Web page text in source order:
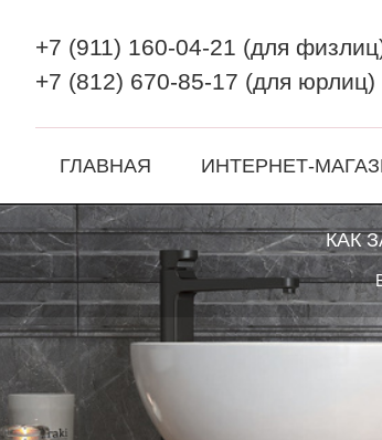
+7 (911) 160-04-21 (для
+7 (812) 670-85-17 (для юрлиц)
ГЛАВНАЯ ИНТЕРНЕТ-
КАК